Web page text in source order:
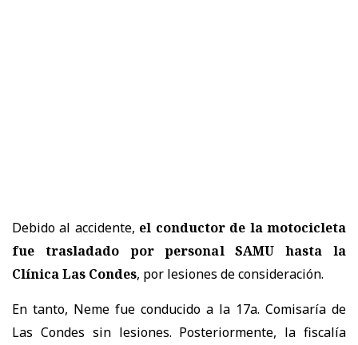
Debido al accidente, el conductor de la motocicleta
fue trasladado por personal SAMU hasta la
Clínica Las Condes, por lesiones de consideración.
En tanto, Neme fue conducido a la 17a. Comisaría de
Las Condes sin lesiones. Posteriormente, la fiscalía